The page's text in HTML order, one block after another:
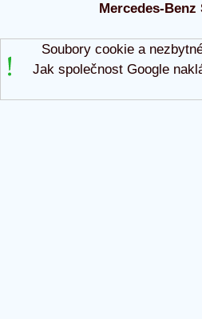
Mercedes-Benz
Soubory cookie a
Jak společnost Google